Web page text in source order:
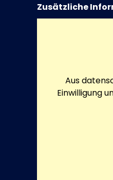
Zusätzliche
Aus
Einwilligung